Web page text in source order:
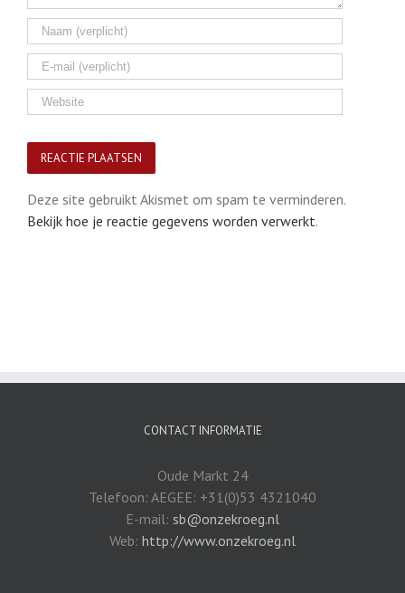
Deze site gebruikt Akismet om spam te verminderen.
Bekijk hoe je reactie gegevens worden verwerkt.
CONTACT INFORMATIE
Oude Markt 24
Telefoon: AEGEE: +31(0)53 4321040
E-mail: sb@onzekroeg.nl
Web: http://www.onzekroeg.nl